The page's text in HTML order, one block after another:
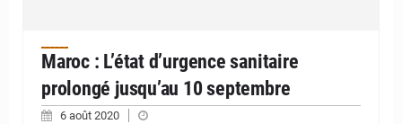
Maroc : L’état d’urgence sanitaire
prolongé jusqu’au 10 septembre
6 août 2020